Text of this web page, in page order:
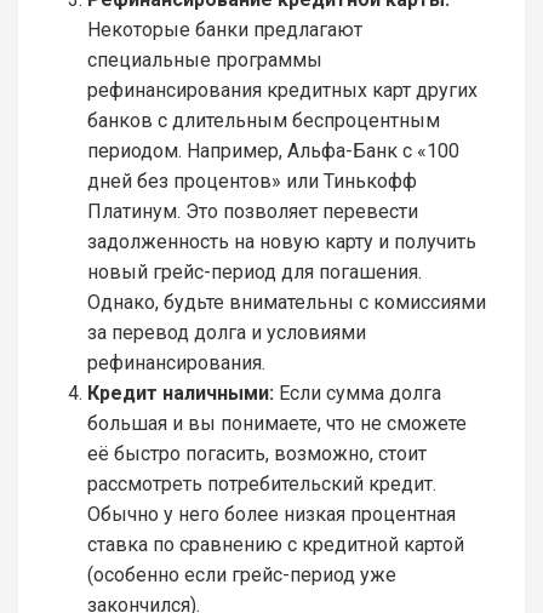
Некоторые банки предлагают
специальные программы
рефинансирования кредитных карт других
банков с длительным беспроцентным
периодом. Например, Альфа-Банк с «100
дней без процентов» или Тинькофф
Платинум. Это позволяет перевести
задолженность на новую карту и получить
новый грейс-период для погашения.
Однако, будьте внимательны с комиссиями
за перевод долга и условиями
рефинансирования.
Кредит наличными: Если сумма долга
большая и вы понимаете, что не сможете
её быстро погасить, возможно, стоит
рассмотреть потребительский кредит.
Обычно у него более низкая процентная
ставка по сравнению с кредитной картой
(особенно если грейс-период уже
закончился).